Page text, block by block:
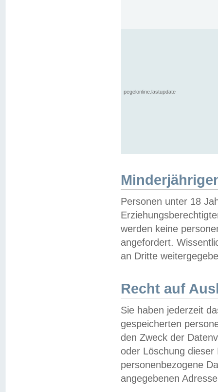
pegelonline.lastupdate
Personen unter 18
werden keine
angefordert.
an Dritte
Recht auf
Sie haben jederzeit
gespeicherten
den Zweck der
oder Löschung
personenbezogene
angegebenen